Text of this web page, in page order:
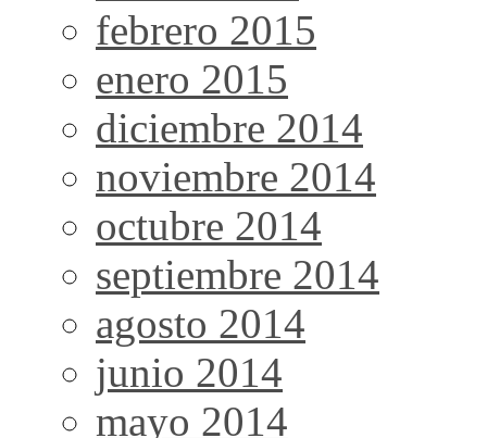
febrero 2015
enero 2015
diciembre 2014
noviembre 2014
octubre 2014
septiembre 2014
agosto 2014
junio 2014
mayo 2014